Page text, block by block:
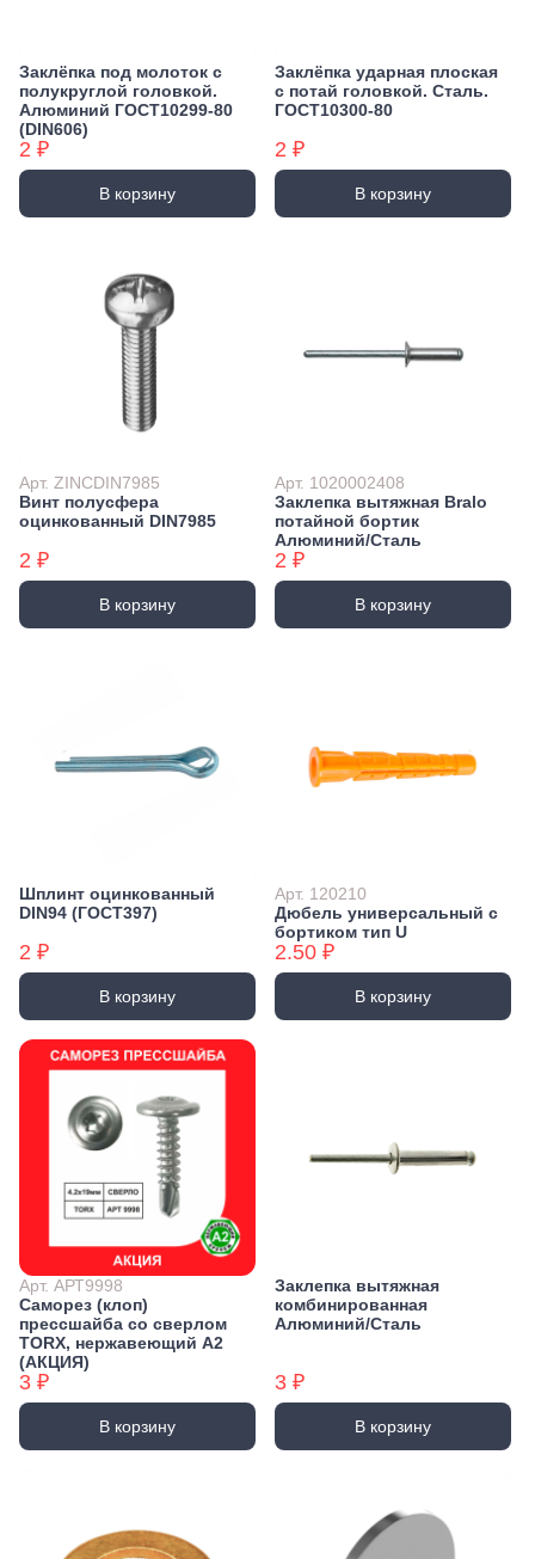
Заклёпка под молоток с
полукруглой головкой.
Алюминий ГОСТ10299-80
(DIN606)
2 ₽
В корзину
Заклёпка ударная плоская
с потай головкой. Сталь.
ГОСТ10300-80
2 ₽
В корзину
Арт. ZINCDIN7985
Винт полусфера
оцинкованный DIN7985
2 ₽
В корзину
Арт. 1020002408
Заклепка вытяжная Bralo
потайной бортик
Алюминий/Сталь
2 ₽
В корзину
Шплинт оцинкованный
DIN94 (ГОСТ397)
2 ₽
В корзину
Арт. 120210
Дюбель универсальный с
бортиком тип U
2.50 ₽
В корзину
Арт. АРТ9998
Саморез (клоп)
прессшайба со сверлом
TORX, нержавеющий А2
(АКЦИЯ)
3 ₽
В корзину
Заклепка вытяжная
комбинированная
Алюминий/Сталь
3 ₽
В корзину